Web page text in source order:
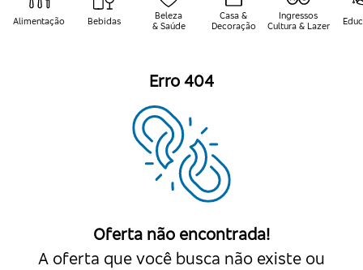
Alimentação Bebidas
Beleza
& Saúde
Casa &
Decoração
Ingressos
Cultura & Lazer
Erro 404
Oferta não encontrada!
A oferta que você busca não existe ou